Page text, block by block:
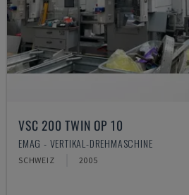
VSC 200 TWIN OP 10
EMAG - VERTIKAL-DREHMASCHINE
SCHWEIZ 2005